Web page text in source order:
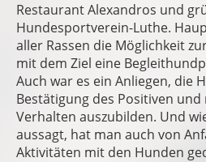
Restaurant Alexandros und
Hundesportverein-Luthe.
aller Rassen die Möglichkeit
mit dem Ziel eine
Auch war es ein Anliegen, die
Bestätigung des Positiven
Verhalten auszubilden. Und
aussagt, hat man auch von
Aktivitäten mit den Hunden